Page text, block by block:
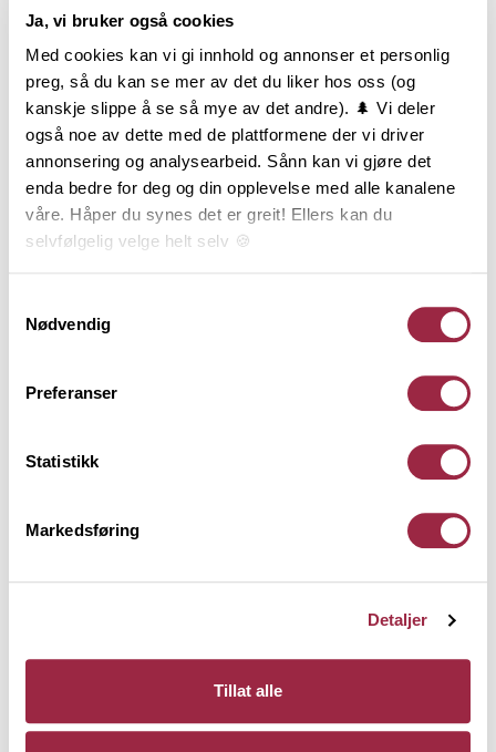
Ja, vi bruker også cookies
Med cookies kan vi gi innhold og annonser et personlig
preg, så du kan se mer av det du liker hos oss (og
kanskje slippe å se så mye av det andre). 🌲 Vi deler
også noe av dette med de plattformene der vi driver
annonsering og analysearbeid. Sånn kan vi gjøre det
enda bedre for deg og din opplevelse med alle kanalene
våre. Håper du synes det er greit! Ellers kan du
selvfølgelig velge helt selv 🍪
Nødvendig
Preferanser
Statistikk
Markedsføring
Detaljer
Tillat alle
Sprekkpanel i taket
Inne i stua valgte teamet å brukevår